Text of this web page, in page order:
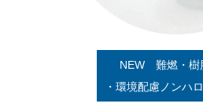
NEW 難燃・樹
・環境配慮ノンハ